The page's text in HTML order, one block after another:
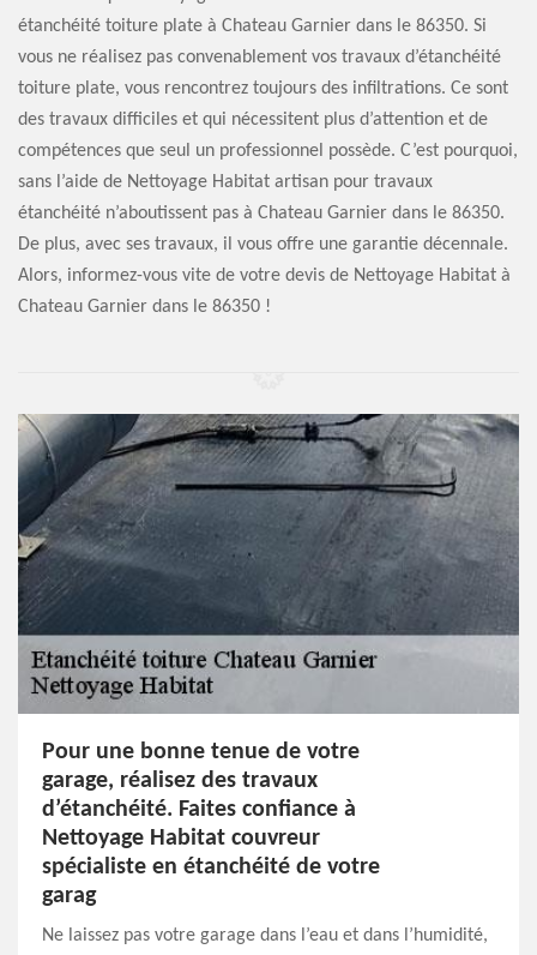
étanchéité toiture plate à Chateau Garnier dans le 86350. Si
vous ne réalisez pas convenablement vos travaux d’étanchéité
toiture plate, vous rencontrez toujours des infiltrations. Ce sont
des travaux difficiles et qui nécessitent plus d’attention et de
compétences que seul un professionnel possède. C’est pourquoi,
sans l’aide de Nettoyage Habitat artisan pour travaux
étanchéité n’aboutissent pas à Chateau Garnier dans le 86350.
De plus, avec ses travaux, il vous offre une garantie décennale.
Alors, informez-vous vite de votre devis de Nettoyage Habitat à
Chateau Garnier dans le 86350 !
Pour une bonne tenue de votre
garage, réalisez des travaux
d’étanchéité. Faites confiance à
Nettoyage Habitat couvreur
spécialiste en étanchéité de votre
garag
Ne laissez pas votre garage dans l’eau et dans l’humidité,